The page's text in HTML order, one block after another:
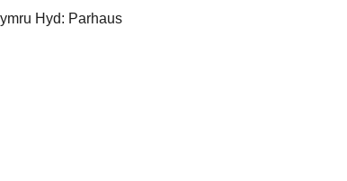
Hyd: Parhaus